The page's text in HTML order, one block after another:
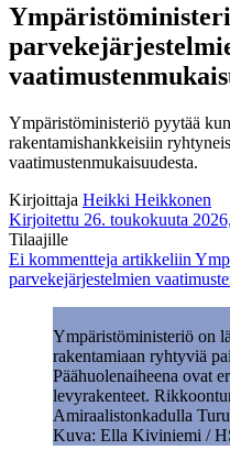
Ympäristöministeriö pyytää
rakentamishankkeisiin
vaatimustenmukaisuudesta.
Kirjoittaja Heikki Heikkonen
Kirjoitettu 26. toukokuuta
Tilaajille
Ei kommentteja artikkeliin
parvekejärjestelmien
Ympäristöministeriö on
rakentamiaan ryhtyviä
Päähuolenaiheena ovat
levyrakenteet.
Amiraalistonkadulla
Kuva: Ella Kiviniemi /